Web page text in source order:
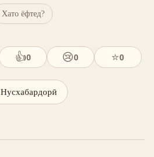
Хато ёфтед?
👍0 😢0 ⭐0
Нусхабардорӣ